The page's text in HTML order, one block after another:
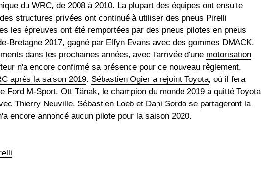
du WRC, de 2008 à 2010. La plupart des équipes ont ensuite
structures privées ont continué à utiliser des pneus Pirelli
les épreuves ont été remportées par des pneus pilotes en pneus
Bretagne 2017, gagné par Elfyn Evans avec des gommes DMACK.
dans les prochaines années, avec l'arrivée d'une motorisation
n'a encore confirmé sa présence pour ce nouveau règlement.
après la saison 2019. Sébastien Ogier a rejoint Toyota, où il fera
Ford M-Sport. Ott Tänak, le champion du monde 2019 a quitté Toyota
Thierry Neuville. Sébastien Loeb et Dani Sordo se partageront la
encore annoncé aucun pilote pour la saison 2020.